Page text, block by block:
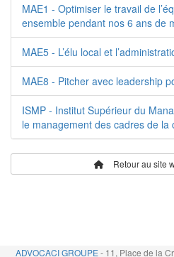
MAE1 - Optimiser le travail de
ensemble pendant nos 6 ans de
MAE5 - L’élu local et
MAE8 - Pitcher avec leadership
ISMP - Institut Supérieur du
le management des cadres de la
Retour au site
ADVOCACI GROUPE- 11, Place de la